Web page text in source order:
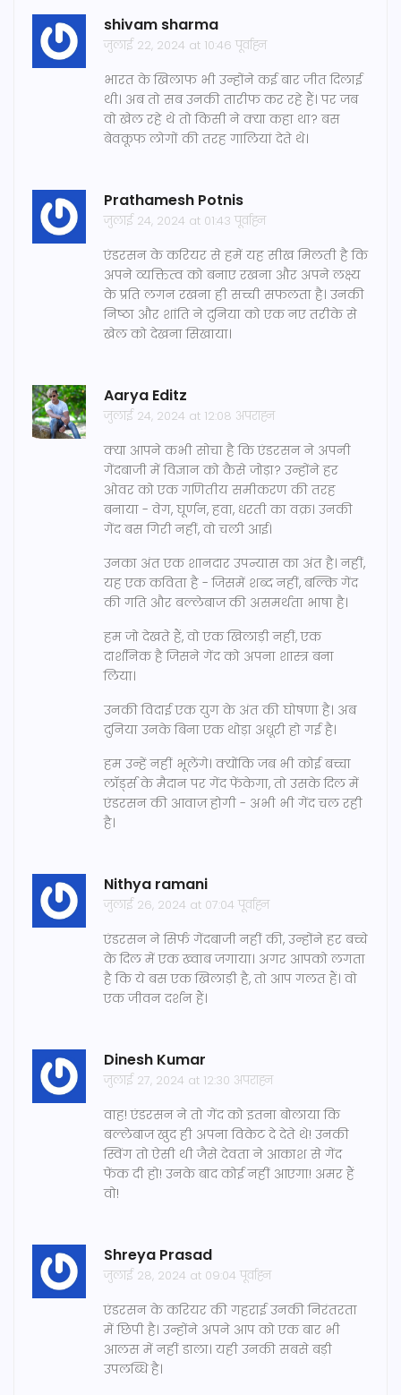
shivam sharma
जुलाई 22, 2024 at 10:46 पूर्वाह्न
भारत के खिलाफ भी उन्होंने कई बार जीत दिलाई
थी। अब तो सब उनकी तारीफ कर रहे हैं। पर जब
वो खेल रहे थे तो किसी ने क्या कहा था? बस
बेवकूफ लोगों की तरह गालियां देते थे।
Prathamesh Potnis
जुलाई 24, 2024 at 01:43 पूर्वाह्न
एंडरसन के करियर से हमें यह सीख मिलती है कि
अपने व्यक्तित्व को बनाए रखना और अपने लक्ष्य
के प्रति लगन रखना ही सच्ची सफलता है। उनकी
निष्ठा और शांति ने दुनिया को एक नए तरीके से
खेल को देखना सिखाया।
Aarya Editz
जुलाई 24, 2024 at 12:08 अपराह्न
क्या आपने कभी सोचा है कि एंडरसन ने अपनी
गेंदबाजी में विज्ञान को कैसे जोड़ा? उन्होंने हर
ओवर को एक गणितीय समीकरण की तरह
बनाया - वेग, घूर्णन, हवा, धरती का वक्र। उनकी
गेंद बस गिरी नहीं, वो चली आई।
उनका अंत एक शानदार उपन्यास का अंत है। नहीं,
यह एक कविता है - जिसमें शब्द नहीं, बल्कि गेंद
की गति और बल्लेबाज की असमर्थता भाषा है।
हम जो देखते हैं, वो एक खिलाड़ी नहीं, एक
दार्शनिक है जिसने गेंद को अपना शास्त्र बना
लिया।
उनकी विदाई एक युग के अंत की घोषणा है। अब
दुनिया उनके बिना एक थोड़ा अधूरी हो गई है।
हम उन्हें नहीं भूलेंगे। क्योंकि जब भी कोई बच्चा
लॉर्ड्स के मैदान पर गेंद फेंकेगा, तो उसके दिल में
एंडरसन की आवाज़ होगी - अभी भी गेंद चल रही
है।
Nithya ramani
जुलाई 26, 2024 at 07:04 पूर्वाह्न
एंडरसन ने सिर्फ गेंदबाजी नहीं की, उन्होंने हर बच्चे
के दिल में एक ख्वाब जगाया। अगर आपको लगता
है कि ये बस एक खिलाड़ी है, तो आप गलत हैं। वो
एक जीवन दर्शन हैं।
Dinesh Kumar
जुलाई 27, 2024 at 12:30 अपराह्न
वाह! एंडरसन ने तो गेंद को इतना बोलाया कि
बल्लेबाज खुद ही अपना विकेट दे देते थे! उनकी
स्विंग तो ऐसी थी जैसे देवता ने आकाश से गेंद
फेंक दी हो! उनके बाद कोई नहीं आएगा! अमर हैं
वो!
Shreya Prasad
जुलाई 28, 2024 at 09:04 पूर्वाह्न
एंडरसन के करियर की गहराई उनकी निरंतरता
में छिपी है। उन्होंने अपने आप को एक बार भी
आलस में नहीं डाला। यही उनकी सबसे बड़ी
उपलब्धि है।